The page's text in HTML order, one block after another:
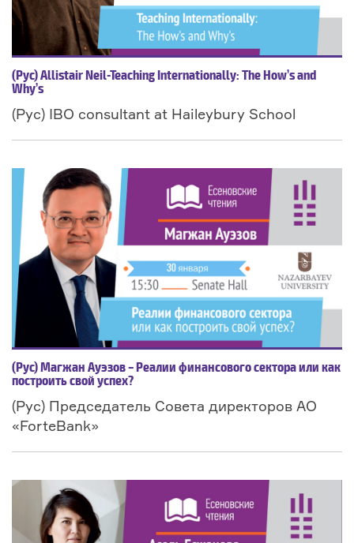
(Рус) Allistair Neil-Teaching Internationally: The How’s and
Why’s
(Рус) IBO consultant at Haileybury School
(Рус) Магжан Ауэзов – Реалии финансового сектора или как
построить свой успех?
(Рус) Председатель Совета директоров АО
«ForteBank»